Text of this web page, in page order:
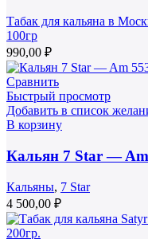
Табак для кальяна в
100гр
990,00 ₽
Сравнить
Быстрый просмотр
Добавить в список
В корзину
Кальян 7 Star — Am
Кальяны, 7 Star
4 500,00 ₽